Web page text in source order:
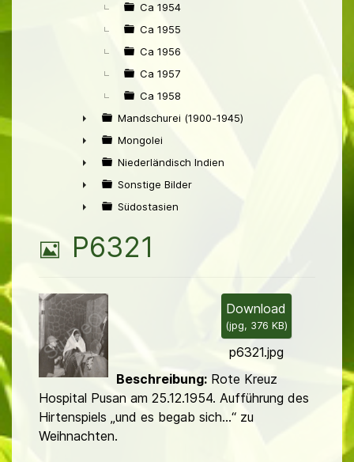
►
Ca 1954
Ca 1955
Ca 1956
Ca 1957
Ca 1958
►
Mandschurei (1900-1945)
►
Mongolei
►
Niederländisch Indien
►
Sonstige Bilder
Südostasien
B
i
l
d
P6321
Download
(jpg, 376 KB)
p6321.jpg
Beschreibung:Rote Kreuz
Hospital Pusan am 25.12.1954. Aufführung des
Hirtenspiels „und es begab sich...“ zu
Weihnachten.